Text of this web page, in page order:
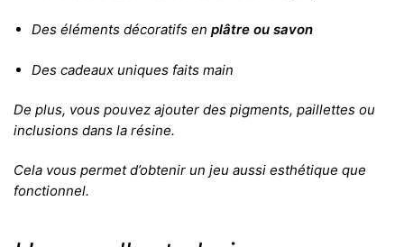
Des éléments décoratifs en plâtre ou savon
Des cadeaux uniques faits main
De plus, vous pouvez ajouter des pigments, paillettes ou
inclusions dans la résine.
Cela vous permet d’obtenir un jeu aussi esthétique que
fonctionnel.